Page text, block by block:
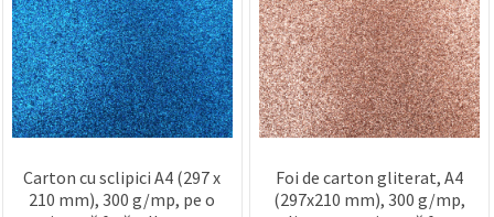
Carton cu sclipici A4 (297 x
210 mm), 300 g/mp, pe o
Foi de carton gliterat, A4
(297x210 mm), 300 g/mp,